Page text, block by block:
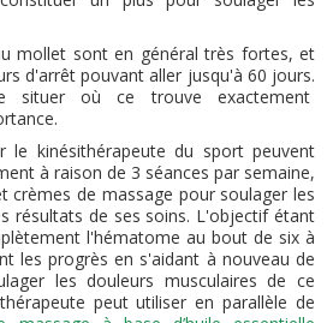
mollet sont en général très fortes, et
d'arrêt pouvant aller jusqu'à 60 jours.
situer où ce trouve exactement
le kinésithérapeute du sport peuvent
à raison de 3 séances par semaine,
crèmes de massage pour soulager les
résultats de ses soins. L'objectif étant
l'hématome au bout de six à
les progrès en s'aidant à nouveau de
les douleurs musculaires de ce
peut utiliser en parallèle de